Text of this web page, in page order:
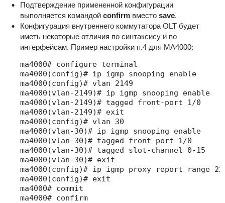
Подтверждение примененной конфигурации
выполняется командой confirmвместо save.
Конфигурация внутреннего коммутатора OLT будет
иметь некоторые отличия по синтаксису и по
интерфейсам. Пример настройки п.4 для MA4000:
ma4000# configure terminal
ma4000(config)# ip igmp snooping enable
ma4000(config)# vlan 2149
ma4000(vlan-2149)# ip igmp snooping enable
ma4000(vlan-2149)# tagged front-port 1/0
ma4000(vlan-2149)# exit
ma4000(config)# vlan 30
ma4000(vlan-30)# ip igmp snooping enable
ma4000(vlan-30)# tagged front-port 1/0
ma4000(vlan-30)# tagged slot-channel 0-15
ma4000(vlan-30)# exit
ma4000(config)# ip igmp proxy report range
ma4000(config)# exit
ma4000# commit
ma4000# confirm